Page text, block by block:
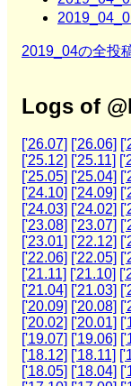
2019_04の全投
Logs of
['26.07] ['26.06]
['25.12] ['25.11]
['25.05] ['25.04]
['24.10] ['24.09]
['24.03] ['24.02]
['23.08] ['23.07]
['23.01] ['22.12]
['22.06] ['22.05]
['21.11] ['21.10]
['21.04] ['21.03]
['20.09] ['20.08]
['20.02] ['20.01]
['19.07] ['19.06]
['18.12] ['18.11]
['18.05] ['18.04]